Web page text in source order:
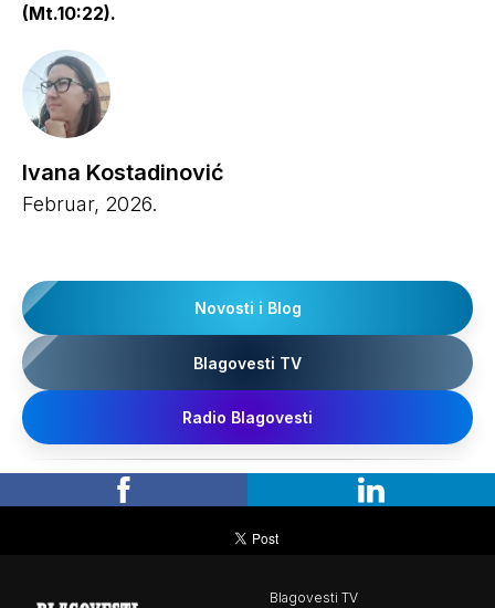
(Mt.10:22).
Ivana Kostadinović
Februar, 2026.
Novosti i Blog
Blagovesti TV
Radio Blagovesti
Blagovesti TV